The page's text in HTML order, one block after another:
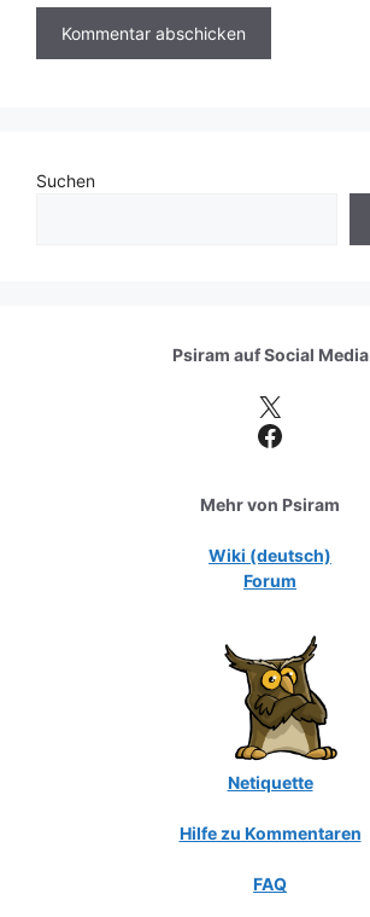
Suchen
Psiram aufSocial Media
X
Facebook
Mehr von Psiram
Wiki (deutsch)
Forum
Netiquette
Hilfe zu Kommentaren
FAQ